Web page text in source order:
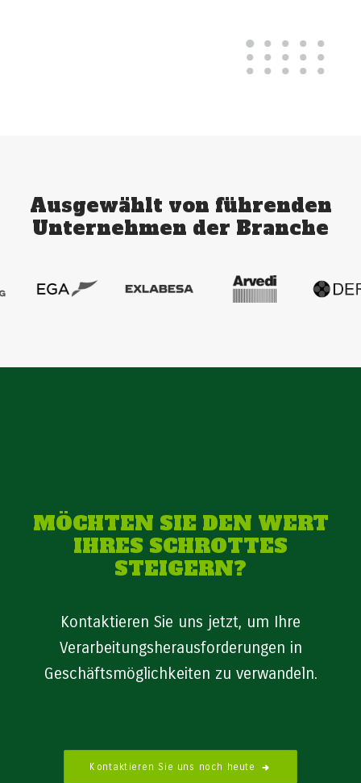
Ausgewählt von führenden
Unternehmen der Branche
MÖCHTEN SIE DEN WERT
IHRES SCHROTTES
STEIGERN?
Kontaktieren Sie uns jetzt, um Ihre
Verarbeitungsherausforderungen in
Geschäftsmöglichkeiten zu verwandeln.
Kontaktieren Sie uns noch heute